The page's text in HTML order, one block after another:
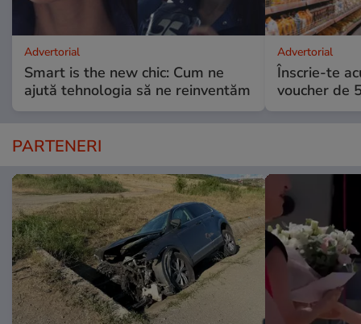
Advertorial
Smart is the new chic: Cum ne
ajută tehnologia să ne reinventăm
Advertorial
Înscrie-te
voucher de
PARTENERI